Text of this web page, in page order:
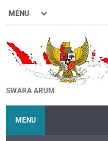
SWARA ARUM
MENU